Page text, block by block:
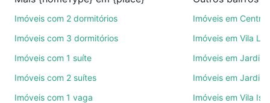
Como escolher um imóvel?
Use barra de busca no topo para pesquisar por
também pode usar os filtros como quantidade de
quartos, suítes, com ou sem vaga de garagem para
combinar perfeitamente com o preço, metragem e
Imóveis com 2 dormitórios
Imóveis com 3 dormitórios
Imóveis com 1 suíte
Imóveis com 2 suítes
Imóveis com 1 vaga
Imóveis em Centro
Imóveis em Vila
Imóveis em Jardim
Imóveis em Jardim
Imóveis em Vila